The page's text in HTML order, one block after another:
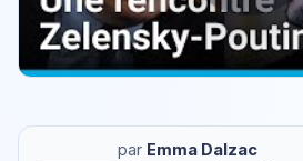
par Emma Dalzac